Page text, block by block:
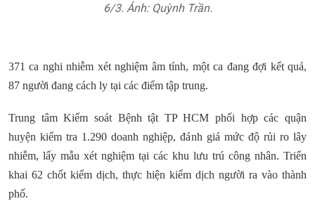
6/3. Ảnh: Quỳnh Trần.
371 ca nghi nhiễm xét nghiệm âm tính, một ca đang đợi kết quả,
87 người đang cách ly tại các điểm tập trung.
Trung tâm Kiểm soát Bệnh tật TP HCM phối hợp các quận
huyện kiểm tra 1.290 doanh nghiệp, đánh giá mức độ rủi ro lây
nhiễm, lấy mẫu xét nghiệm tại các khu lưu trú công nhân. Triển
khai 62 chốt kiểm dịch, thực hiện kiểm dịch người ra vào thành
phố.